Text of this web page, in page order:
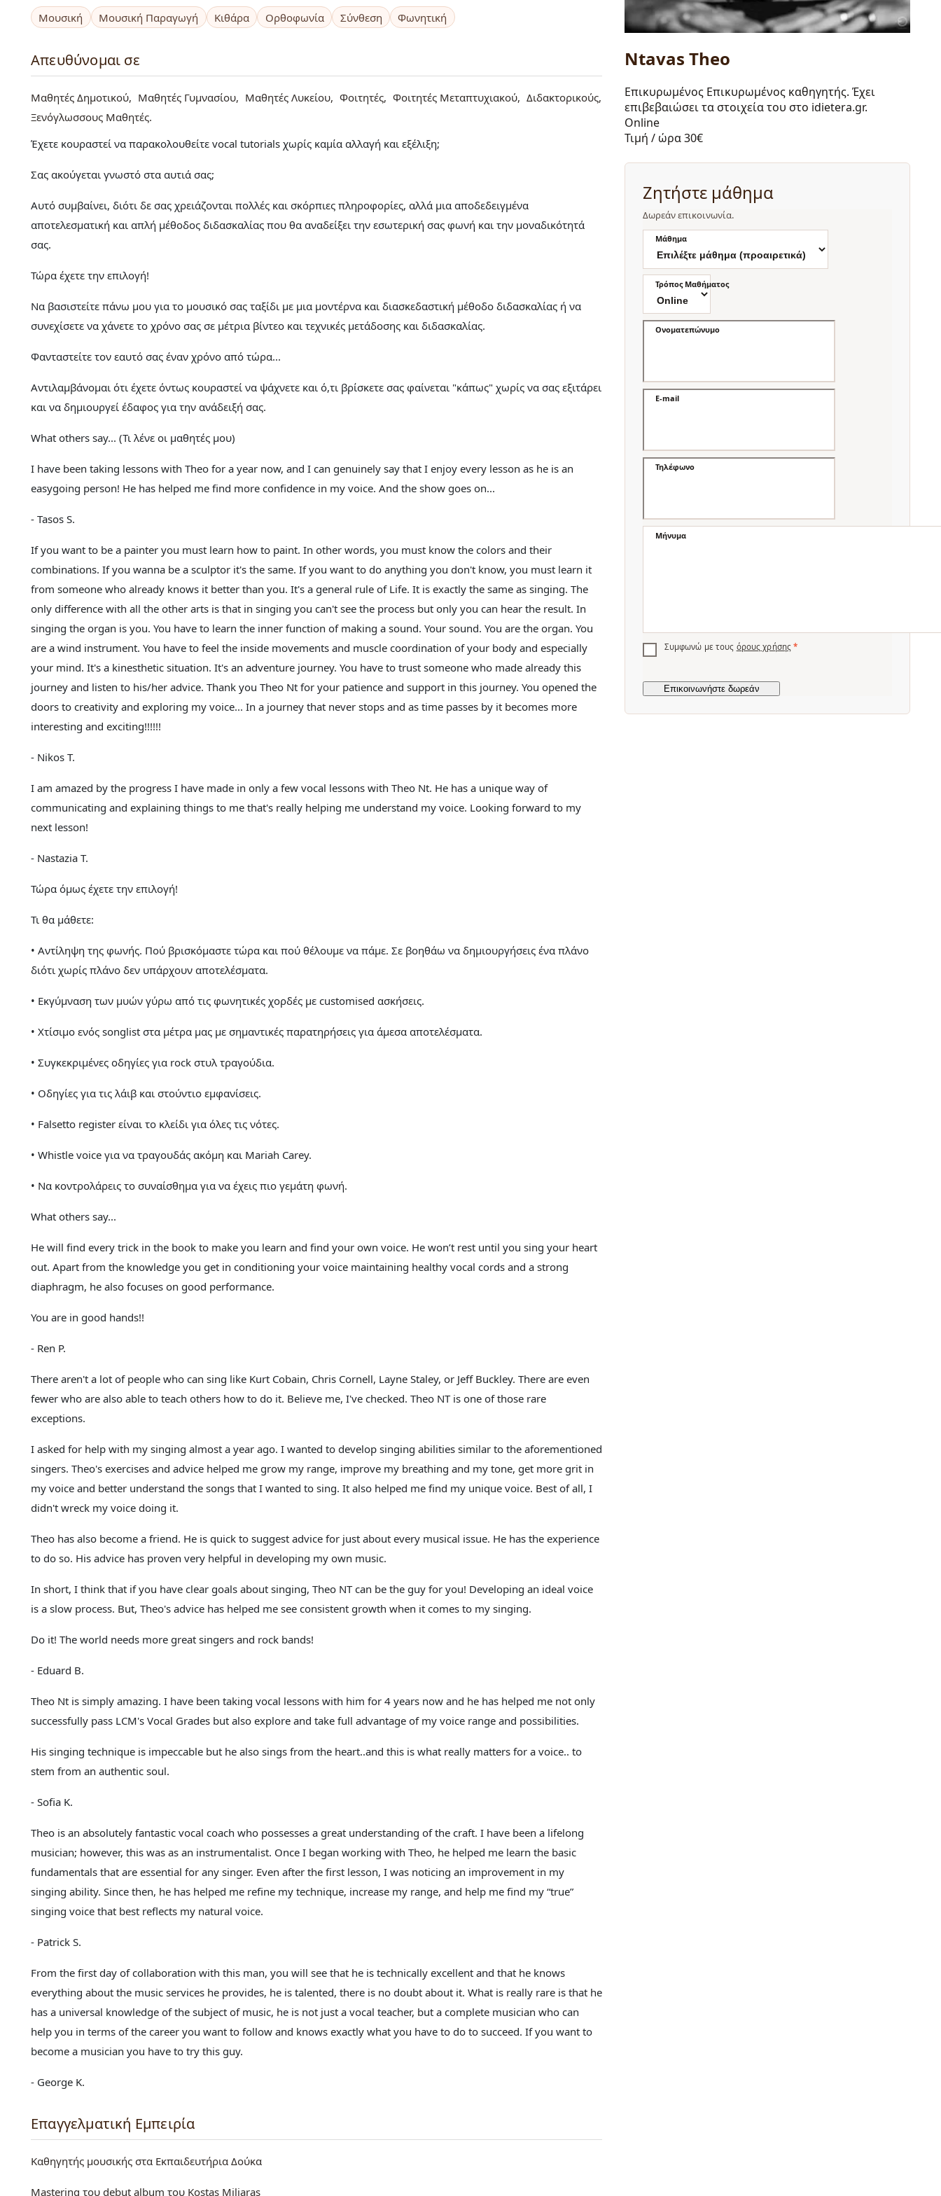
Μουσική Μουσική Παραγωγή Κιθάρα Ορθοφωνία Σύνθεση Φωνητική
Απευθύνομαι σε
Μαθητές Δημοτικού Μαθητές Γυμνασίου Μαθητές Λυκείου Φοιτητές Φοιτητές Μεταπτυχιακού
Διδακτορικούς
Ξενόγλωσσους Μαθητές
Έχετε κουραστεί να παρακολουθείτε vocal tutorials χωρίς καμία αλλαγή και εξέλιξη;
Σας ακούγεται γνωστό στα αυτιά σας;
Αυτό συμβαίνει, διότι δε σας χρειάζονται πολλές και σκόρπιες πληροφορίες, αλλά μια αποδεδειγμένα
αποτελεσματική και απλή μέθοδος διδασκαλίας που θα αναδείξει την εσωτερική σας φωνή και την μοναδικότητά
σας.
Τώρα έχετε την επιλογή!
Να βασιστείτε πάνω μου για το μουσικό σας ταξίδι με μια μοντέρνα και διασκεδαστική μέθοδο διδασκαλίας ή να
συνεχίσετε να χάνετε το χρόνο σας σε μέτρια βίντεο και τεχνικές μετάδοσης και διδασκαλίας.
Φανταστείτε τον εαυτό σας έναν χρόνο από τώρα...
Αντιλαμβάνομαι ότι έχετε όντως κουραστεί να ψάχνετε και ό,τι βρίσκετε σας φαίνεται "κάπως" χωρίς να σας εξιτάρει
και να δημιουργεί έδαφος για την ανάδειξή σας.
What others say... (Τι λένε οι μαθητές μου)
I have been taking lessons with Theo for a year now, and I can genuinely say that I enjoy every lesson as he is an
easygoing person! He has helped me find more confidence in my voice. And the show goes on...
- Tasos S.
If you want to be a painter you must learn how to paint. In other words, you must know the colors and their
combinations. If you wanna be a sculptor it's the same. If you want to do anything you don't know, you must learn it
from someone who already knows it better than you. It's a general rule of Life. It is exactly the same as singing. The
only difference with all the other arts is that in singing you can't see the process but only you can hear the result. In
singing the organ is you. You have to learn the inner function of making a sound. Your sound. You are the organ. You
are a wind instrument. You have to feel the inside movements and muscle coordination of your body and especially
your mind. It's a kinesthetic situation. It's an adventure journey. You have to trust someone who made already this
journey and listen to his/her advice. Thank you Theo Nt for your patience and support in this journey. You opened the
doors to creativity and exploring my voice... In a journey that never stops and as time passes by it becomes more
interesting and exciting!!!!!!
- Nikos T.
I am amazed by the progress I have made in only a few vocal lessons with Theo Nt. He has a unique way of
communicating and explaining things to me that's really helping me understand my voice. Looking forward to my
next lesson!
- Nastazia T.
Τώρα όμως έχετε την επιλογή!
Τι θα μάθετε:
• Αντίληψη της φωνής. Πού βρισκόμαστε τώρα και πού θέλουμε να πάμε. Σε βοηθάω να δημιουργήσεις ένα πλάνο
διότι χωρίς πλάνο δεν υπάρχουν αποτελέσματα.
• Εκγύμναση των μυών γύρω από τις φωνητικές χορδές με customised ασκήσεις.
• Χτίσιμο ενός songlist στα μέτρα μας με σημαντικές παρατηρήσεις για άμεσα αποτελέσματα.
• Συγκεκριμένες οδηγίες για rock στυλ τραγούδια.
• Οδηγίες για τις λάιβ και στούντιο εμφανίσεις.
• Falsetto register είναι το κλείδι για όλες τις νότες.
• Whistle voice για να τραγουδάς ακόμη και Mariah Carey.
• Να κοντρολάρεις το συναίσθημα για να έχεις πιο γεμάτη φωνή.
What others say...
He will find every trick in the book to make you learn and find your own voice. He won’t rest until you sing your heart
out. Apart from the knowledge you get in conditioning your voice maintaining healthy vocal cords and a strong
diaphragm, he also focuses on good performance.
You are in good hands!!
- Ren P.
There aren't a lot of people who can sing like Kurt Cobain, Chris Cornell, Layne Staley, or Jeff Buckley. There are even
fewer who are also able to teach others how to do it. Believe me, I've checked. Theo NT is one of those rare
exceptions.
I asked for help with my singing almost a year ago. I wanted to develop singing abilities similar to the aforementioned
singers. Theo's exercises and advice helped me grow my range, improve my breathing and my tone, get more grit in
my voice and better understand the songs that I wanted to sing. It also helped me find my unique voice. Best of all, I
didn't wreck my voice doing it.
Theo has also become a friend. He is quick to suggest advice for just about every musical issue. He has the experience
to do so. His advice has proven very helpful in developing my own music.
In short, I think that if you have clear goals about singing, Theo NT can be the guy for you! Developing an ideal voice
is a slow process. But, Theo's advice has helped me see consistent growth when it comes to my singing.
Do it! The world needs more great singers and rock bands!
- Eduard B.
Theo Nt is simply amazing. I have been taking vocal lessons with him for 4 years now and he has helped me not only
successfully pass LCM's Vocal Grades but also explore and take full advantage of my voice range and possibilities.
His singing technique is impeccable but he also sings from the heart..and this is what really matters for a voice.. to
stem from an authentic soul.
- Sofia K.
Theo is an absolutely fantastic vocal coach who possesses a great understanding of the craft. I have been a lifelong
musician; however, this was as an instrumentalist. Once I began working with Theo, he helped me learn the basic
fundamentals that are essential for any singer. Even after the first lesson, I was noticing an improvement in my
singing ability. Since then, he has helped me refine my technique, increase my range, and help me find my “true”
singing voice that best reflects my natural voice.
- Patrick S.
From the first day of collaboration with this man, you will see that he is technically excellent and that he knows
everything about the music services he provides, he is talented, there is no doubt about it. What is really rare is that he
has a universal knowledge of the subject of music, he is not just a vocal teacher, but a complete musician who can
help you in terms of the career you want to follow and knows exactly what you have to do to succeed. If you want to
become a musician you have to try this guy.
- George K.
Επαγγελματική Εμπειρία
Καθηγητής μουσικής στα Εκπαιδευτήρια Δούκα
Mastering του debut album του Kostas Miliaras
Ntavas Theo
Επικυρωμένος Επικυρωμένος καθηγητής. Έχει
επιβεβαιώσει τα στοιχεία του στο idietera.gr.
Online
Τιμή / ώρα30€
Ζητήστε μάθημα
Δωρεάν επικοινωνία.
Μάθημα
Τρόπος Μαθήματος
Ονοματεπώνυμο
E-mail
Τηλέφωνο
Μήνυμα
Συμφωνώ με τους όρους χρήσης *